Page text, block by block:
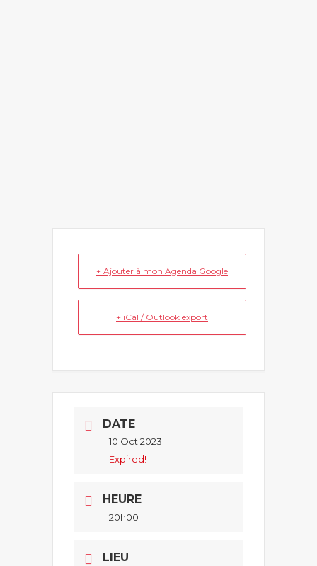
+ Ajouter à mon Agenda Google
+ iCal / Outlook export
DATE
10 Oct 2023
Expired!
HEURE
20h00
LIEU